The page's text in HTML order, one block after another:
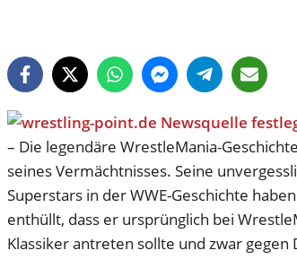
– Die legendäre WrestleMania-
seines Vermächtnisses. Seine
Superstars in der WWE-Geschichte
enthüllt, dass er ursprünglich bei
Klassiker antreten sollte und zwar gegen